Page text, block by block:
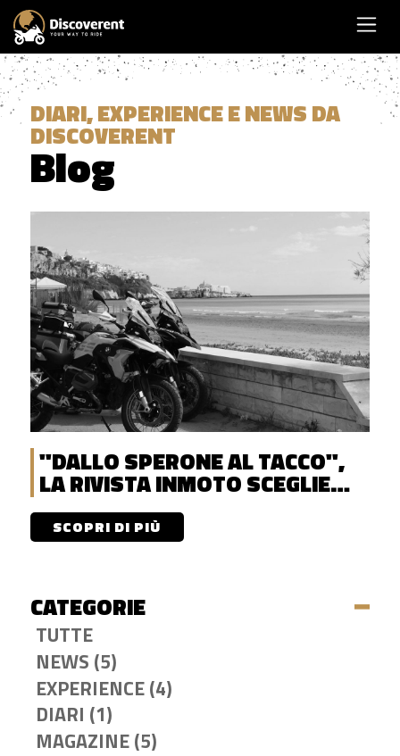
DIARI, EXPERIENCE E NEWS DA
DISCOVERENT
Blog
"DALLO SPERONE AL TACCO",
LA RIVISTA INMOTO SCEGLIE
DISCOVERENT
SCOPRI DI PIÙ
CATEGORIE
TUTTE
NEWS (5)
EXPERIENCE (4)
DIARI (1)
MAGAZINE (5)